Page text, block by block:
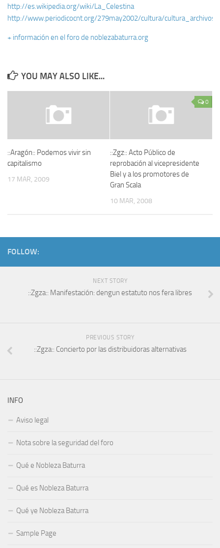
http://es.wikipedia.org/wiki/La_Celestina
http://www.periodicocnt.org/279may2002/cultura/cultura_archivos/
+ información en el foro de noblezabaturra.org
YOU MAY ALSO LIKE...
::Aragón:: Podemos vivir sin
capitalismo
17 MAR, 2009
0
::Zgz:: Acto Público de
reprobación al vicepresidente
Biel y a los promotores de
Gran Scala
10 MAR, 2008
FOLLOW:
NEXT STORY
::Zgza:: Manifestación: dengun estatuto nos fera libres
PREVIOUS STORY
::Zgza:: Concierto por las distribuidoras alternativas
INFO
Aviso legal
Nota sobre la seguridad del foro
Qué e Nobleza Baturra
Qué es Nobleza Baturra
Qué ye Nobleza Baturra
Sample Page